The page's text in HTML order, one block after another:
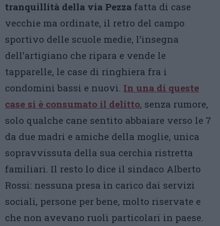
tranquillità della via Pezza fatta di case
vecchie ma ordinate, il retro del campo
sportivo delle scuole medie, l’insegna
dell’artigiano che ripara e vende le
tapparelle, le case di ringhiera fra i
condomini bassi e nuovi. In una di queste
case si è consumato il delitto, senza rumore,
solo qualche cane sentito abbaiare verso le 7
da due madri e amiche della moglie, unica
sopravvissuta della sua cerchia ristretta
familiari. Il resto lo dice il sindaco Alberto
Rossi: nessuna presa in carico dai servizi
sociali, persone per bene, molto riservate e
che non avevano ruoli particolari in paese.